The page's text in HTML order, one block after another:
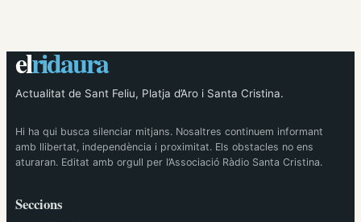
elridaura
Actualitat de Sant Feliu, Platja d’Aro i Santa Cristina.
Hi ha qui busca silenciar mitjans. Nosaltres continuem informant
amb llibertat, independència i proximitat. Els obstacles no ens
aturaran. Editat amb orgull per l’Associació Ràdio Santa Cristina.
Seccions